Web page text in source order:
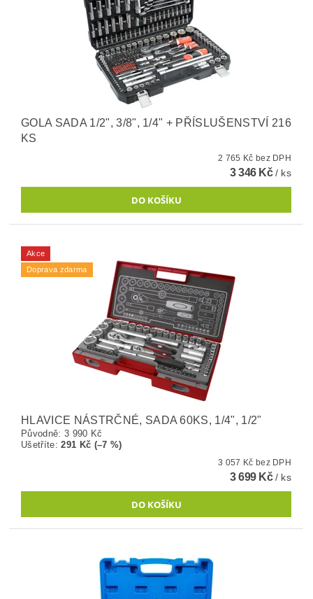
GOLA SADA 1/2", 3/8", 1/4" + PŘÍSLUŠENSTVÍ 216
KS
2 765 Kč bez DPH
3 346 Kč/ ks
Akce
Doprava zdarma
HLAVICE NÁSTRČNÉ, SADA 60KS, 1/4", 1/2"
Původně: 3 990 Kč
Ušetříte:291 Kč (–7 %)
3 057 Kč bez DPH
3 699 Kč/ ks